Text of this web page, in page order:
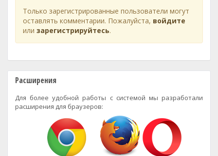
Только зарегистрированные пользователи могут
оставлять комментарии. Пожалуйста, войдите
или зарегистрируйтесь.
Расширения
Для более удобной работы с системой мы разработали
расширения для браузеров: